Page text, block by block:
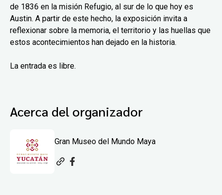
de 1836 en la misión Refugio, al sur de lo que hoy es
Austin. A partir de este hecho, la exposición invita a
reflexionar sobre la memoria, el territorio y las huellas que
estos acontecimientos han dejado en la historia.
La entrada es libre.
Acerca del organizador
Gran Museo del Mundo Maya